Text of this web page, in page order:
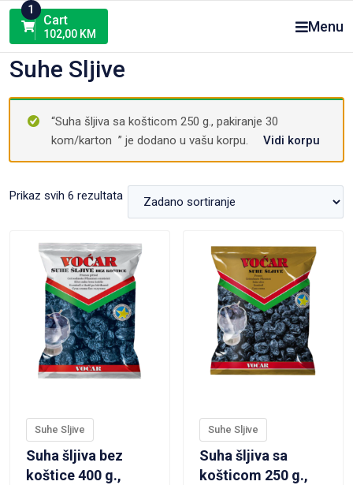
Skip
content
1
Cart
102,00 KM Menu
Suhe Sljive
“Suha šljiva sa košticom 250 g., pakiranje 30
kom/karton ” je dodano u vašu korpu.
Vidi korpu
Prikaz svih 6 rezultata
Suhe Sljive
Suha šljiva bez
koštice 400 g.,
Suhe Sljive
Suha šljiva sa
košticom 250 g.,